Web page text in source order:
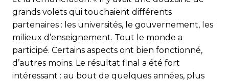
grands volets qui touchaient différents
partenaires : les universités, le gouvernement, les
milieux d’enseignement. Tout le monde a
participé. Certains aspects ont bien fonctionné,
d’autres moins. Le résultat final a été fort
intéressant : au bout de quelques années, plus